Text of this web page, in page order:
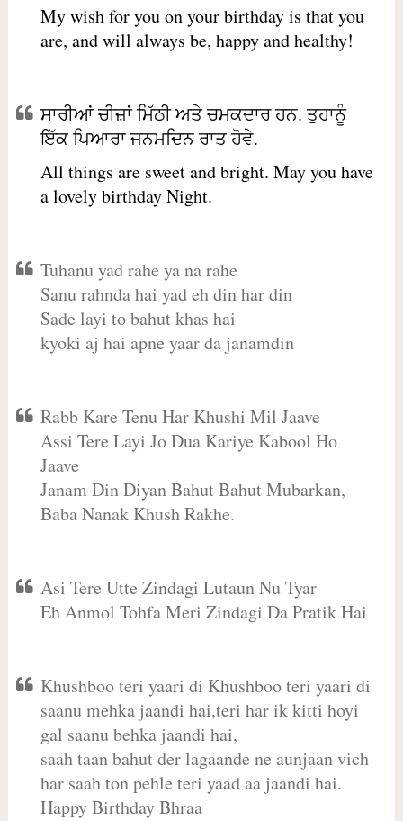
My wish for you on your birthday is that you
are, and will always be, happy and healthy!
ਸਾਰੀਆਂ ਚੀਜ਼ਾਂ ਮਿੱਠੀ ਅਤੇ ਚਮਕਦਾਰ ਹਨ. ਤੁਹਾਨੂੰ
ਇੱਕ ਪਿਆਰਾ ਜਨਮਦਿਨ ਰਾਤ ਹੋਵੇ.
All things are sweet and bright. May you have
a lovely birthday Night.
Tuhanu yad rahe ya na rahe
Sanu rahnda hai yad eh din har din
Sade layi to bahut khas hai
kyoki aj hai apne yaar da janamdin
Rabb Kare Tenu Har Khushi Mil Jaave
Assi Tere Layi Jo Dua Kariye Kabool Ho
Jaave
Janam Din Diyan Bahut Bahut Mubarkan,
Baba Nanak Khush Rakhe.
Asi Tere Utte Zindagi Lutaun Nu Tyar
Eh Anmol Tohfa Meri Zindagi Da Pratik Hai
Khushboo teri yaari di Khushboo teri yaari di
saanu mehka jaandi hai,teri har ik kitti hoyi
gal saanu behka jaandi hai,
saah taan bahut der lagaande ne aunjaan vich
har saah ton pehle teri yaad aa jaandi hai.
Happy Birthday Bhraa